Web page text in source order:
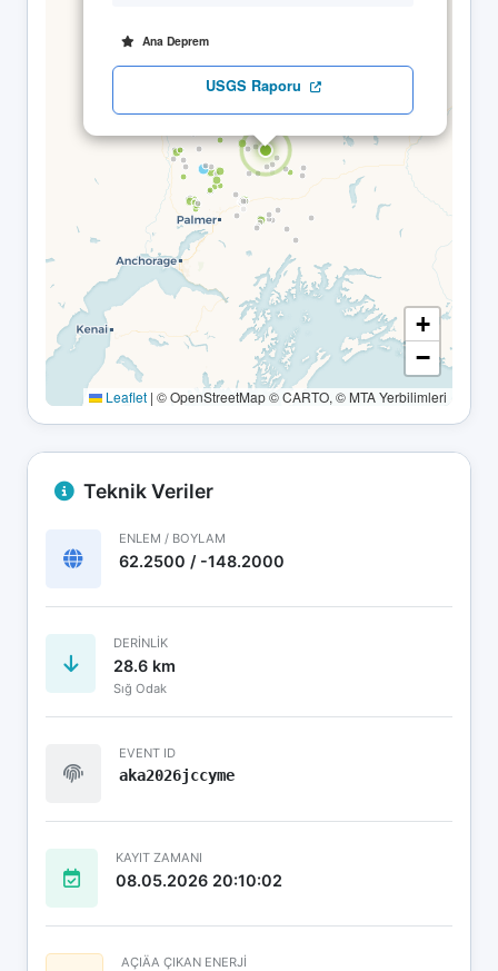
Ana Deprem
USGS Raporu
+
−
Leaflet | © OpenStreetMap © CARTO, © MTA Yerbilimleri
Teknik Veriler
ENLEM / BOYLAM
62.2500 / -148.2000
DERINLIK
28.6 km
Sığ Odak
EVENT ID
aka2026jccyme
KAYIT ZAMANI
08.05.2026 20:10:02
AÇIÄA ÇIKAN ENERJİ